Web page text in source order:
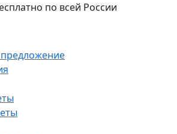
по всей России